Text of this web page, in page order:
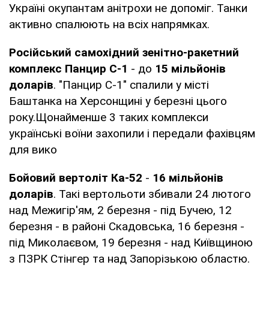
Україні окупантам анітрохи не допоміг. Танки
активно спалюють на всіх напрямках.
Російський самохідний зенітно-ракетний
комплекс Панцир С-1 - до 15 мільйонів
доларів. "Панцир С-1" спалили у місті
Баштанка на Херсонщині у березні цього
року.Щонайменше 3 таких комплекси
українські воїни захопили і передали фахівцям
для вико
Бойовий вертоліт Ка-52 - 16 мільйонів
доларів. Такі вертольоти збивали 24 лютого
над Межигір'ям, 2 березня - під Бучею, 12
березня - в районі Скадовська, 16 березня -
під Миколаєвом, 19 березня - над Київщиною
з ПЗРК Стінгер та над Запорізькою областю.